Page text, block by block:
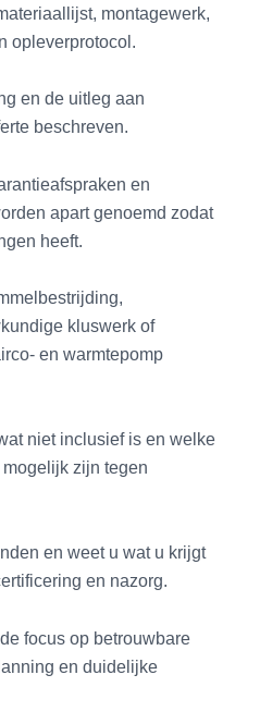
montagewerk,
opleverprotocol.
en de uitleg aan
beschreven.
en
apart genoemd zodat
heeft.
kluswerk of
en warmtepomp
niet inclusief is en welke
zijn tegen
en weet u wat u krijgt
en nazorg.
focus op betrouwbare
en duidelijke